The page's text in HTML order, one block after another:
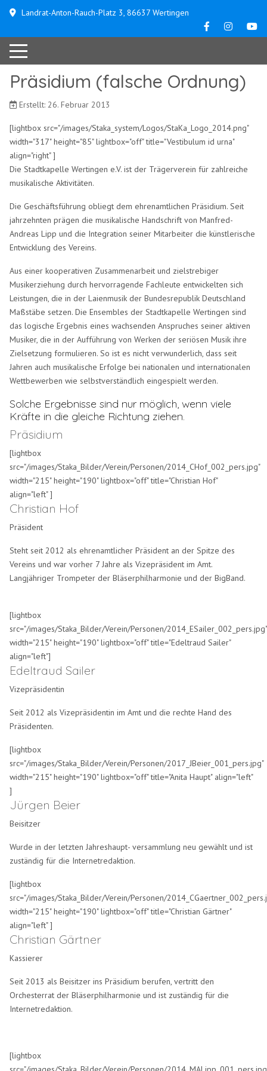
Landrat-Anton-Rauch-Platz 3, 86637 Wertingen
Präsidium (falsche Ordnung)
Erstellt: 26. Februar 2013
[lightbox src="/images/Staka_system/Logos/StaKa_Logo_2014.png"
width="317" height="85" lightbox="off" title="Vestibulum id urna"
align="right" ]
Die Stadtkapelle Wertingen e.V. ist der Trägerverein für zahlreiche
musikalische Aktivitäten.
Die Geschäftsführung obliegt dem ehrenamtlichen Präsidium. Seit
jahrzehnten prägen die musikalische Handschrift von Manfred-
Andreas Lipp und die Integration seiner Mitarbeiter die künstlerische
Entwicklung des Vereins.
Aus einer kooperativen Zusammenarbeit und zielstrebiger
Musikerziehung durch hervorragende Fachleute entwickelten sich
Leistungen, die in der Laienmusik der Bundesrepublik Deutschland
Maßstäbe setzen. Die Ensembles der Stadtkapelle Wertingen sind
das logische Ergebnis eines wachsenden Anspruches seiner aktiven
Musiker, die in der Aufführung von Werken der seriösen Musik ihre
Zielsetzung formulieren. So ist es nicht verwunderlich, dass seit
Jahren auch musikalische Erfolge bei nationalen und internationalen
Wettbewerben wie selbstverständlich eingespielt werden.
Solche Ergebnisse sind nur möglich, wenn viele
Kräfte in die gleiche Richtung ziehen.
Präsidium
[lightbox
src="/images/Staka_Bilder/Verein/Personen/2014_CHof_002_pers.jpg"
width="215" height="190" lightbox="off" title="Christian Hof"
align="left" ]
Christian Hof
Präsident
Steht seit 2012 als ehrenamtlicher Präsident an der Spitze des
Vereins und war vorher 7 Jahre als Vizepräsident im Amt.
Langjähriger Trompeter der Bläserphilharmonie und der BigBand.
[lightbox
src="/images/Staka_Bilder/Verein/Personen/2014_ESailer_002_pers.jpg"
width="215" height="190" lightbox="off" title="Edeltraud Sailer"
align="left"]
Edeltraud Sailer
Vizepräsidentin
Seit 2012 als Vizepräsidentin im Amt und die rechte Hand des
Präsidenten.
[lightbox
src="/images/Staka_Bilder/Verein/Personen/2017_JBeier_001_pers.jpg"
width="215" height="190" lightbox="off" title="Anita Haupt" align="left"
]
Jürgen Beier
Beisitzer
Wurde in der letzten Jahreshaupt- versammlung neu gewählt und ist
zuständig für die Internetredaktion.
[lightbox
src="/images/Staka_Bilder/Verein/Personen/
width="215" height="190" lightbox="off" title="Christian Gärtner"
align="left" ]
Christian Gärtner
Kassierer
Seit 2013 als Beisitzer ins Präsidium berufen, vertritt den
Orchesterrat der Bläserphilharmonie und ist zuständig für die
Internetredaktion.
[lightbox